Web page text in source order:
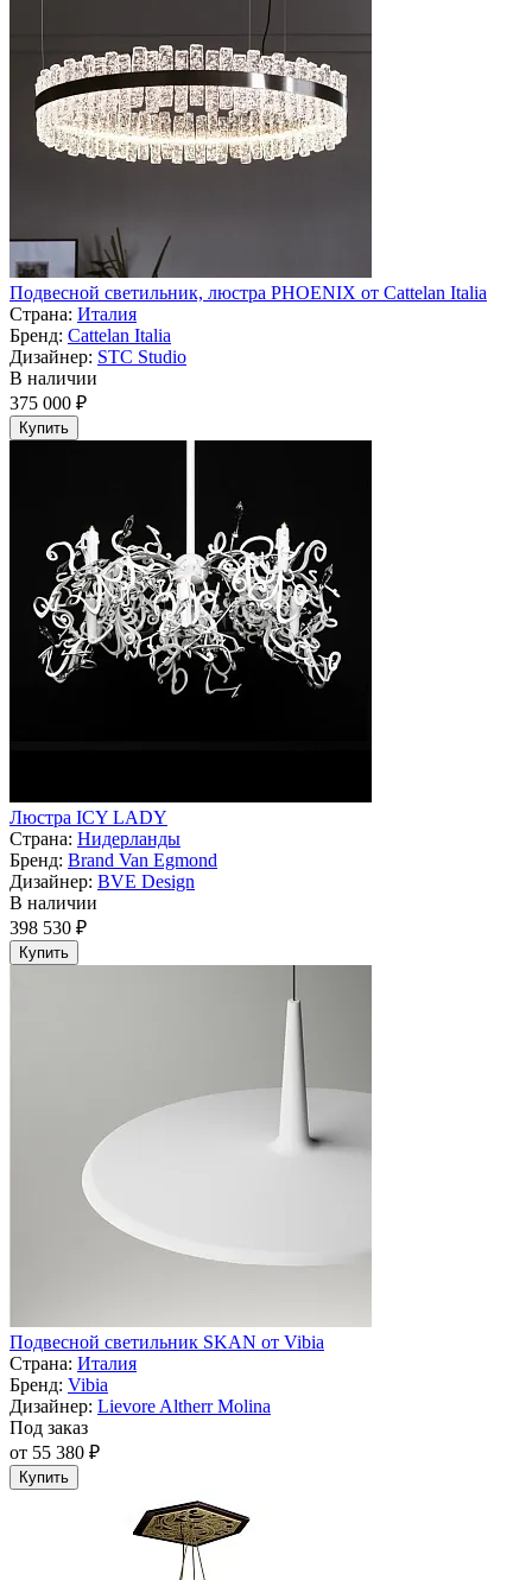
Подвесной светильник, люстра PHOENIX от Cattelan Italia
Страна: Италия
Бренд: Cattelan Italia
Дизайнер: STC Studio
В наличии
375 000 ₽
Купить
Люстра ICY LADY
Страна: Нидерланды
Бренд: Brand Van Egmond
Дизайнер: BVE Design
В наличии
398 530 ₽
Купить
Подвесной светильник SKAN от Vibia
Страна: Италия
Бренд: Vibia
Дизайнер: Lievore Altherr Molina
Под заказ
от 55 380 ₽
Купить